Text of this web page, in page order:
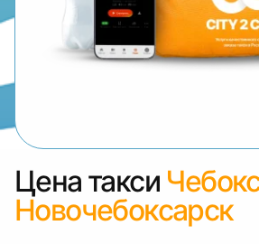
Цена такси
Новочебоксарск